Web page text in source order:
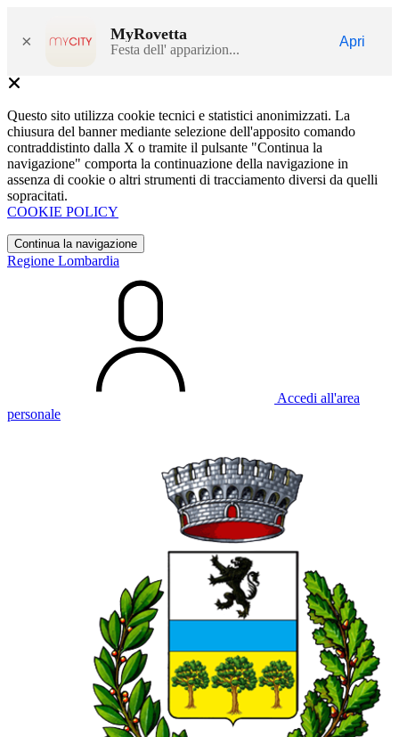
× MyRovetta
Festa dell' apparizion...
Apri
Questo sito utilizza cookie tecnici e statistici anonimizzati. La
chiusura del banner mediante selezione dell'apposito comando
contraddistinto dalla X o tramite il pulsante "Continua la
navigazione" comporta la continuazione della navigazione in
assenza di cookie o altri strumenti di tracciamento diversi da quelli
sopracitati.
COOKIE POLICY
Continua la navigazione
Regione Lombardia
Accedi all'area
personale